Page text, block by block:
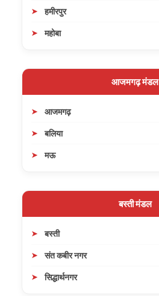
हमीरपुर
महोबा
आजमगढ़ मंडल
आजमगढ़
बलिया
मऊ
बस्ती मंडल
बस्ती
संत कबीर नगर
सिद्धार्थनगर